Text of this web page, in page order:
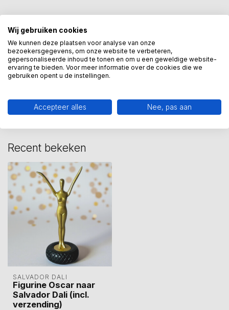
salvador dali(5)
Heeft u een vraag over dit
Wij assisteren u graag via 06-23643267
Recent bekeken
SALVADOR DALI
Figurine Oscar naar
Salvador Dali (incl.
verzending)
Wij gebruiken cookies
We kunnen deze plaatsen voor analyse van onze
bezoekersgegevens, om onze website te verbeteren,
gepersonaliseerde inhoud te tonen en om u een geweldige website-
ervaring te bieden. Voor meer informatie over de cookies die we
gebruiken opent u de instellingen.
Accepteer alles Nee, pas aan